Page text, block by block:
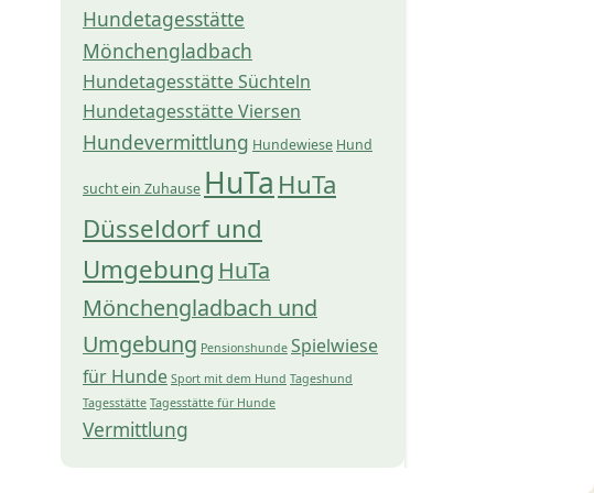
Hundetagesstätte
Mönchengladbach
Hundetagesstätte Süchteln
Hundetagesstätte Viersen
Hundevermittlung Hundewiese Hund
sucht ein Zuhause HuTa HuTa
Düsseldorf und
Umgebung HuTa
Mönchengladbach und
Umgebung Pensionshunde Spielwiese
für Hunde Sport mit dem Hund Tageshund
Tagesstätte Tagesstätte für Hunde
Vermittlung